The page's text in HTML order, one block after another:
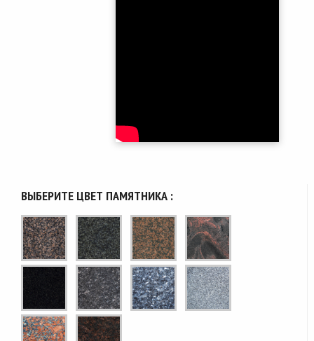
ВЫБЕРИТЕ ЦВЕТ ПАМЯТНИКА :